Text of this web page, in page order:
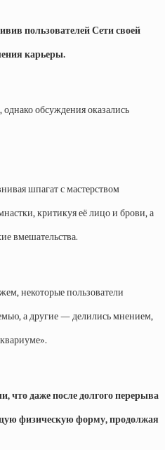
пользователей Сети своей
карьеры.
обсуждения оказались
шпагат с мастерством
критикуя её лицо и брови, а
вмешательства.
некоторые пользователи
а другие — делились мнением,
что даже после долгого перерыва
физическую форму, продолжая